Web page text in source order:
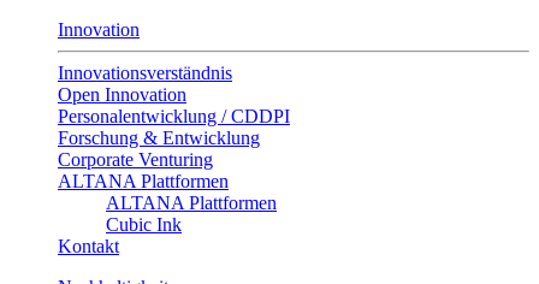
Innovation
Innovationsverständnis
Open Innovation
Personalentwicklung / CDDPI
Forschung & Entwicklung
Corporate Venturing
ALTANA Plattformen
ALTANA Plattformen
Cubic Ink
Kontakt